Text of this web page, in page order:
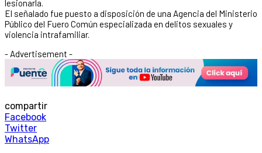
lesionarla.
El señalado fue puesto a disposición de una Agencia del Ministerio
Público del Fuero Común especializada en delitos sexuales y
violencia intrafamiliar.
- Advertisement -
compartir
Facebook
Twitter
WhatsApp